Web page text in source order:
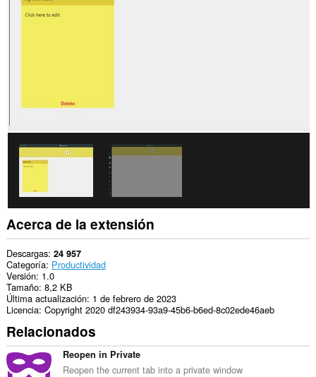
Acerca de la extensión
Descargas 24 957
Categoría Productividad
Versión 1.0
Tamaño 8,2 KB
Última actualización 1 de febrero de 2023
Licencia Copyright 2020 df243934-93a9-45b6-b6ed-8c02ede46aeb
Relacionados
Reopen in Private
Reopen the current tab into a private window